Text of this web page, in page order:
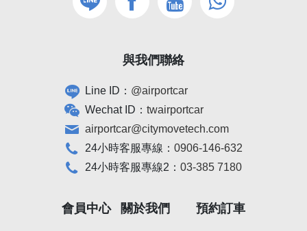
與我們聯絡
Line ID： @airportcar
Wechat ID： twairportcar
airportcar@citymovetech.com
24小時客服專線： 0906-146-632
24小時客服專線2： 03-385 7180
會員中心 關於我們 預約訂車